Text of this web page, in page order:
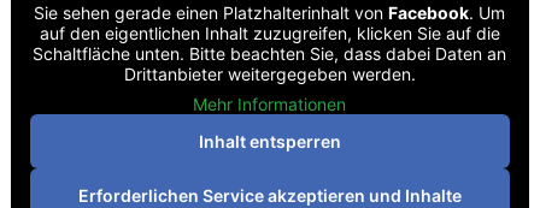
Sie sehen gerade einen Platzhalterinhalt vonFacebook. Um
auf den eigentlichen Inhalt zuzugreifen, klicken Sie auf die
Schaltfläche unten. Bitte beachten Sie, dass dabei Daten an
Drittanbieter weitergegeben werden.
Mehr Informationen
Inhalt entsperren
Erforderlichen Service akzeptieren und Inhalte